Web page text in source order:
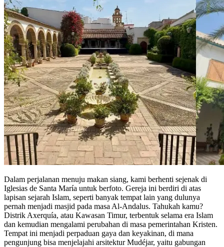
Dalam perjalanan menuju makan siang, kami berhenti sejenak di
Iglesias de Santa María untuk berfoto. Gereja ini berdiri di atas
lapisan sejarah Islam, seperti banyak tempat lain yang dulunya
pernah menjadi masjid pada masa Al-Andalus. Tahukah kamu?
Distrik Axerquía, atau Kawasan Timur, terbentuk selama era Islam
dan kemudian mengalami perubahan di masa pemerintahan Kristen.
Tempat ini menjadi perpaduan gaya dan keyakinan, di mana
pengunjung bisa menjelajahi arsitektur Mudéjar, yaitu gabungan